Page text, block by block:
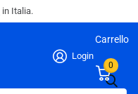
in Italia.
Login
Carrello
0